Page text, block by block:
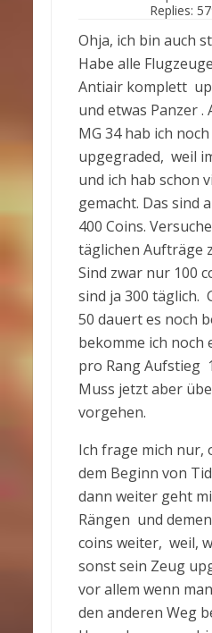
Replies:
Ohja, ich bin auch
Habe alle
Antiair komplett
und etwas Panzer .
MG 34 hab ich
upgegraded, weil
und ich hab schon
gemacht. Das sind
400 Coins.
täglichen Aufträge
Sind zwar nur 100
sind ja 300 täglich.
50 dauert es noch
bekomme ich noch
pro Rang Aufstieg
Muss jetzt aber
vorgehen.
Ich frage mich nur,
dem Beginn von
dann weiter geht
Rängen und
coins weiter, weil,
sonst sein Zeug
vor allem wenn
den anderen Weg